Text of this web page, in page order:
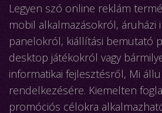
Legyen szó online reklám
mobil alkalmazásokról, áruházi
panelokról, kiállítási bemutató
desktop játékokról vagy
informatikai fejlesztésről, Mi
rendelkezésére. Kiemelten
promóciós célokra